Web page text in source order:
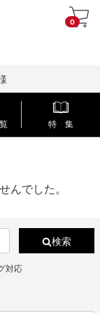
0
特 集
んでした。
検索
対応